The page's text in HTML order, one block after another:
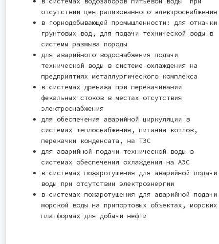
отсутствии централизованного электроснабжения
в горнодобывающей промышленности: для откачки
грунтовых вод, для подачи технической воды в
системы размыва породы
для аварийного водоснабжения подачи
технической воды в системе охлаждения на
предприятиях металлургического комплекса
в системах дренажа при перекачивании
фекальных стоков в местах отсутствия
электроснабжения
для обеспечения аварийной циркуляции в
системах теплоснабжения, питания котлов,
перекачки конденсата, на ТЭС
для аварийной подачи технической воды в
системах обеспечения охлаждения на АЭС
в системах пожаротушения для аварийной подачи
воды при отсутствии электроэнергии
в системах пожаротушения для аварийной подачи
морской воды на припортовых объектах, морских
платформах для добычи нефти